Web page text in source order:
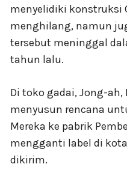
menyelidiki konstruksi
menghilang, namun
tersebut meninggal
tahun lalu.
Di toko gadai, Jong-
menyusun rencana
Mereka ke pabrik
mengganti label di
dikirim.